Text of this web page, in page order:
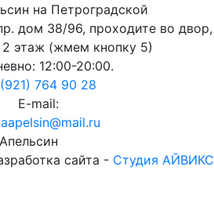
на Петроградской
дом 38/96, проходите во двор,
2 этаж (жмем кнопку 5)
12:00-20:00.
764 90 28
E-mail:
сайта - Студия АЙВИКС